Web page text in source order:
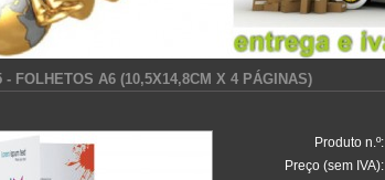
- FOLHETOS A6 (10,5X14,8CM X 4 PÁGINAS)
Produto n.º:
Preço (sem IVA):